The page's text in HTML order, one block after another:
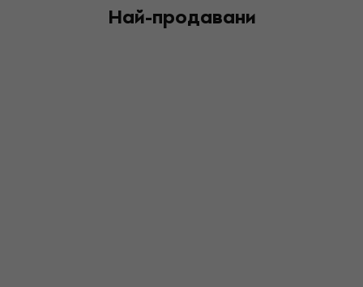
Най-продавани